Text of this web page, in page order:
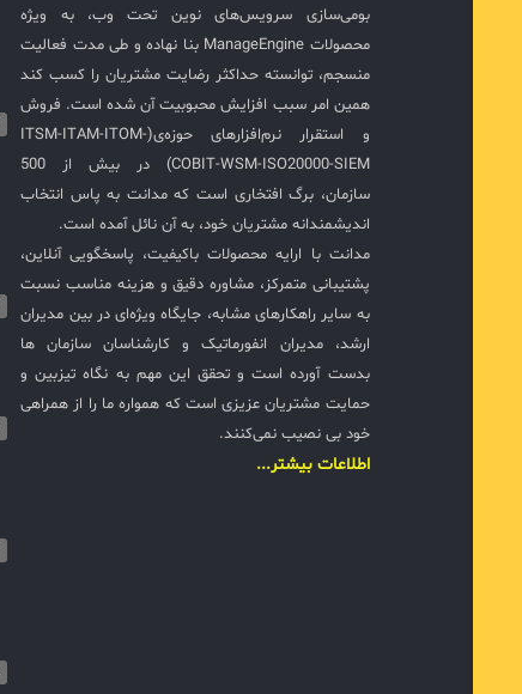
بومی‌سازی سرویس‌های نوین تحت وب، به ویژه
محصولات ManageEngine بنا نهاده و طی مدت فعالیت
منسجم، توانسته حداکثر رضایت مشتریان را کسب کند
همین امر سبب افزایش محبوبیت آن شده است. فروش
و استقرار نرم‌افزارهای حوزه‌ی(ITSM-ITAM-ITOM-
COBIT-WSM-ISO20000-SIEM) در بیش از 500
سازمان، برگ افتخاری است که مدانت به پاس انتخاب
اندیشمندانه مشتریان خود، به آن نائل آمده است.
مدانت با ارایه محصولات باکیفیت، پاسخگویی آنلاین،
پشتیبانی متمرکز، مشاوره دقیق و هزینه مناسب نسبت
به سایر راهکارهای مشابه، جایگاه ویژه‌ای در بین مدیران
ارشد، مدیران انفورماتیک و کارشناسان سازمان ها
بدست آورده است و تحقق این مهم به نگاه تیزبین و
حمایت مشتریان عزیزی است که همواره ما را از همراهی
خود بی نصیب نمی‌کنند.
اطلاعات بیشتر...